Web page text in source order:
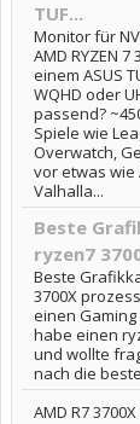
TUF...
Monitor für
AMD RYZEN
einem ASUS
WQHD oder
passend?
Spiele wie
Overwatch,
vor etwas wie
Valhalla...
Beste
ryzen7
Beste
3700X
einen
habe einen
und wollte
nach die
AMD R7